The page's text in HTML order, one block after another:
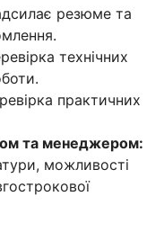
резюме та
технічних
практичних
та менеджером:
можливості